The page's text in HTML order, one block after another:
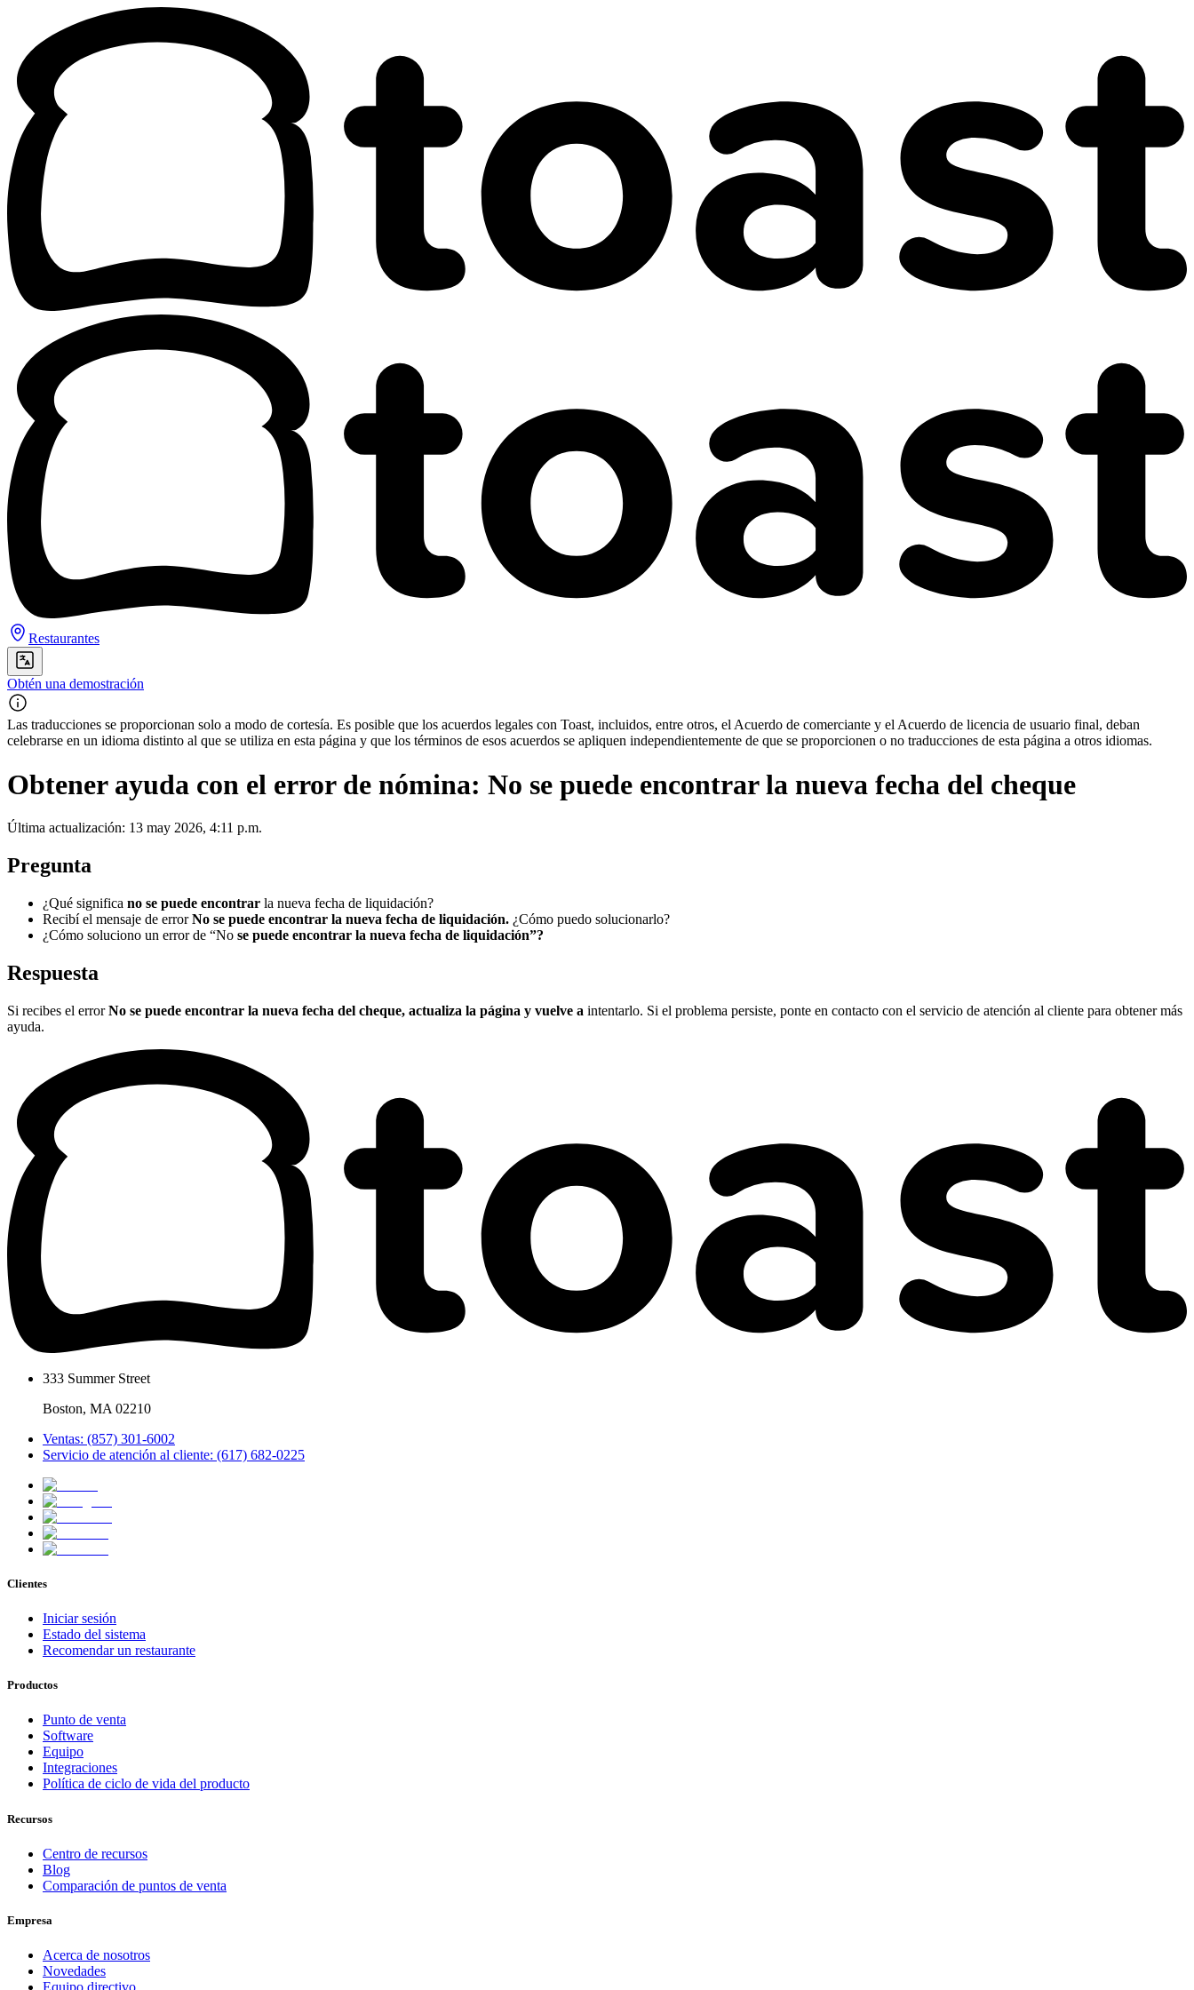
Restaurantes
Obtén una demostración
Las traducciones se proporcionan solo a modo de cortesía. Es posible que los acuerdos legales con Toast, incluidos, entre otros, el Acuerdo de comerciante y el Acuerdo de licencia de usuario final, deban
celebrarse en un idioma distinto al que se utiliza en esta página y que los términos de esos acuerdos se apliquen independientemente de que se proporcionen o no traducciones de esta página a otros idiomas.
Obtener ayuda con el error de nómina: No se puede encontrar la nueva fecha del cheque
Última actualización: 13 may 2026, 4:11 p.m.
Pregunta
¿Qué significa no se puede encontrar la nueva fecha de liquidación?
Recibí el mensaje de errorNo se puede encontrar la nueva fecha de liquidación. ¿Cómo puedo solucionarlo?
¿Cómo soluciono un error de “No se puede encontrar la nueva fecha de liquidación”?
Respuesta
Si recibes el errorNo se puede encontrar la nueva fecha del cheque, actualiza la página y vuelve a intentarlo. Si el problema persiste, ponte en contacto con el servicio de atención al cliente para obtener más
ayuda.
333 Summer Street
Boston, MA 02210
Ventas: (857) 301-6002
Servicio de atención al cliente: (617) 682-0225
Clientes
Iniciar sesión
Estado del sistema
Recomendar un restaurante
Productos
Punto de venta
Software
Equipo
Integraciones
Política de ciclo de vida del producto
Recursos
Centro de recursos
Blog
Comparación de puntos de venta
Empresa
Acerca de nosotros
Novedades